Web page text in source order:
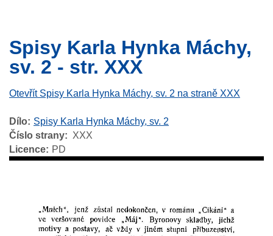
Spisy Karla Hynka Máchy,
sv. 2 - str. XXX
Otevřít Spisy Karla Hynka Máchy, sv. 2 na straně XXX
Dílo
Spisy Karla Hynka Máchy, sv. 2
Číslo strany
XXX
Licence
PD